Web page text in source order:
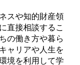
スや知的財産領
直接相談するこ
の働き方や暮ら
ャリアや人生を
境を利用して学